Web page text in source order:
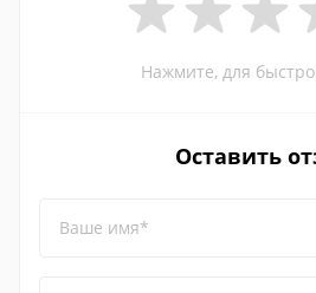
Нажмите, для
Оставить
Ваше имя*